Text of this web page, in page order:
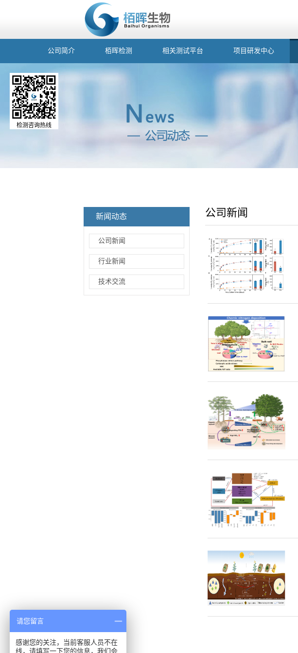
公司简介 栢晖检测 相关测试平台 项目研发中心
新闻动态
公司新闻
行业新闻
技术交流
公司新闻
检测咨询热线
请您留言
感谢您的关注，当前客服人员不在
线，请填写一下您的信息，我们会